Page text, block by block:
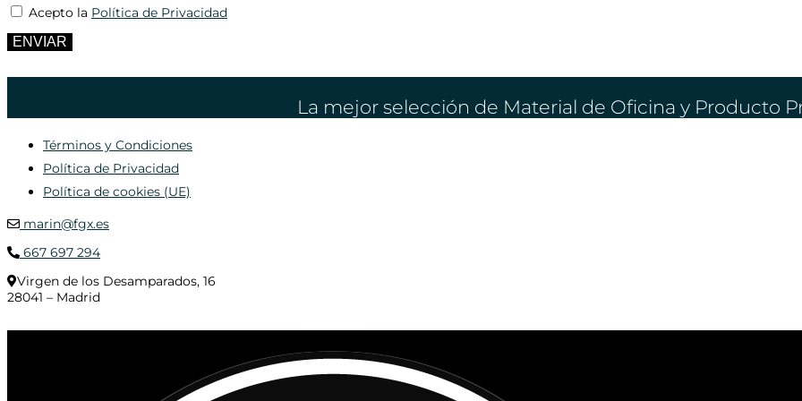
Acepto la Política de Privacidad
ENVIAR
La mejor selección de Material de Oficina y Producto
Términos y Condiciones
Política de Privacidad
Política de cookies (UE)
marin@fgx.es
667 697 294
Virgen de los Desamparados, 16
28041 – Madrid